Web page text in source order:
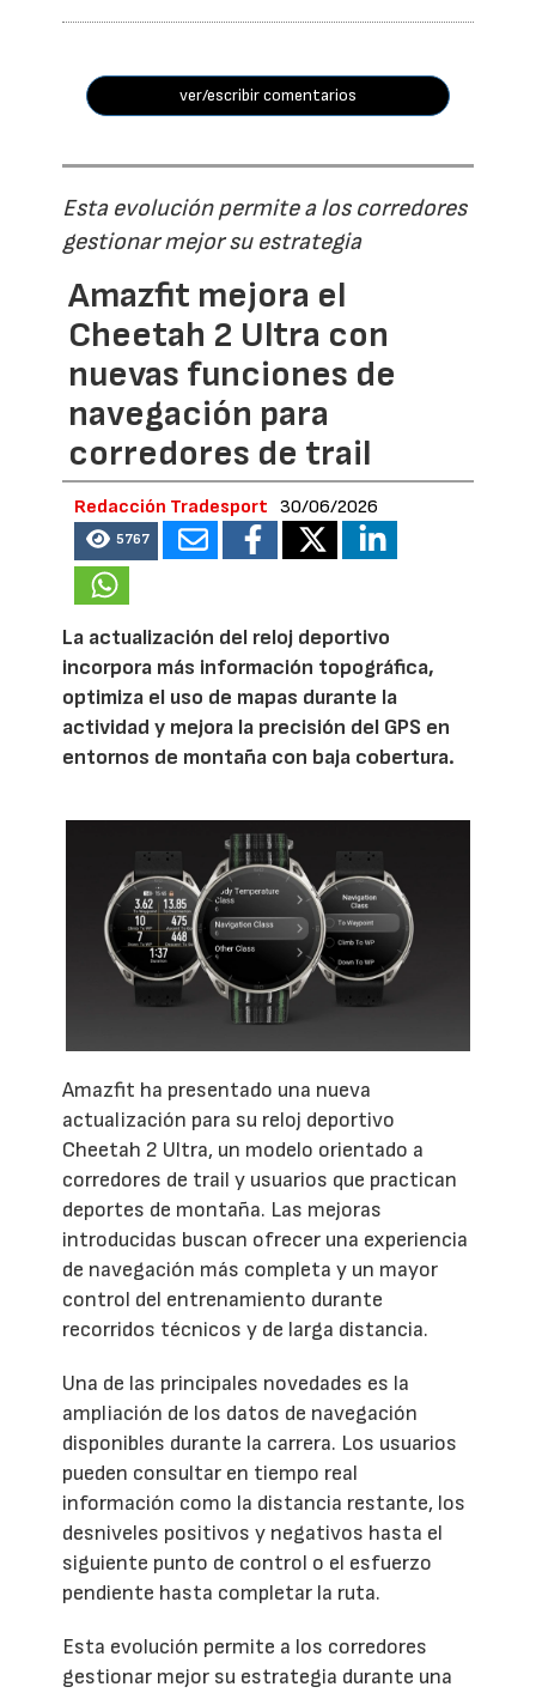
ver/escribir comentarios
Esta evolución permite a los corredores
gestionar mejor su estrategia
Amazfit mejora el
Cheetah 2 Ultra con
nuevas funciones de
navegación para
corredores de trail
Redacción Tradesport 30/06/2026
5767
La actualización del reloj deportivo
incorpora más información topográfica,
optimiza el uso de mapas durante la
actividad y mejora la precisión del GPS en
entornos de montaña con baja cobertura.
Amazfit ha presentado una nueva
actualización para su reloj deportivo
Cheetah 2 Ultra, un modelo orientado a
corredores de trail y usuarios que practican
deportes de montaña. Las mejoras
introducidas buscan ofrecer una experiencia
de navegación más completa y un mayor
control del entrenamiento durante
recorridos técnicos y de larga distancia.
Una de las principales novedades es la
ampliación de los datos de navegación
disponibles durante la carrera. Los usuarios
pueden consultar en tiempo real
información como la distancia restante, los
desniveles positivos y negativos hasta el
siguiente punto de control o el esfuerzo
pendiente hasta completar la ruta.
Esta evolución permite a los corredores
gestionar mejor su estrategia durante una